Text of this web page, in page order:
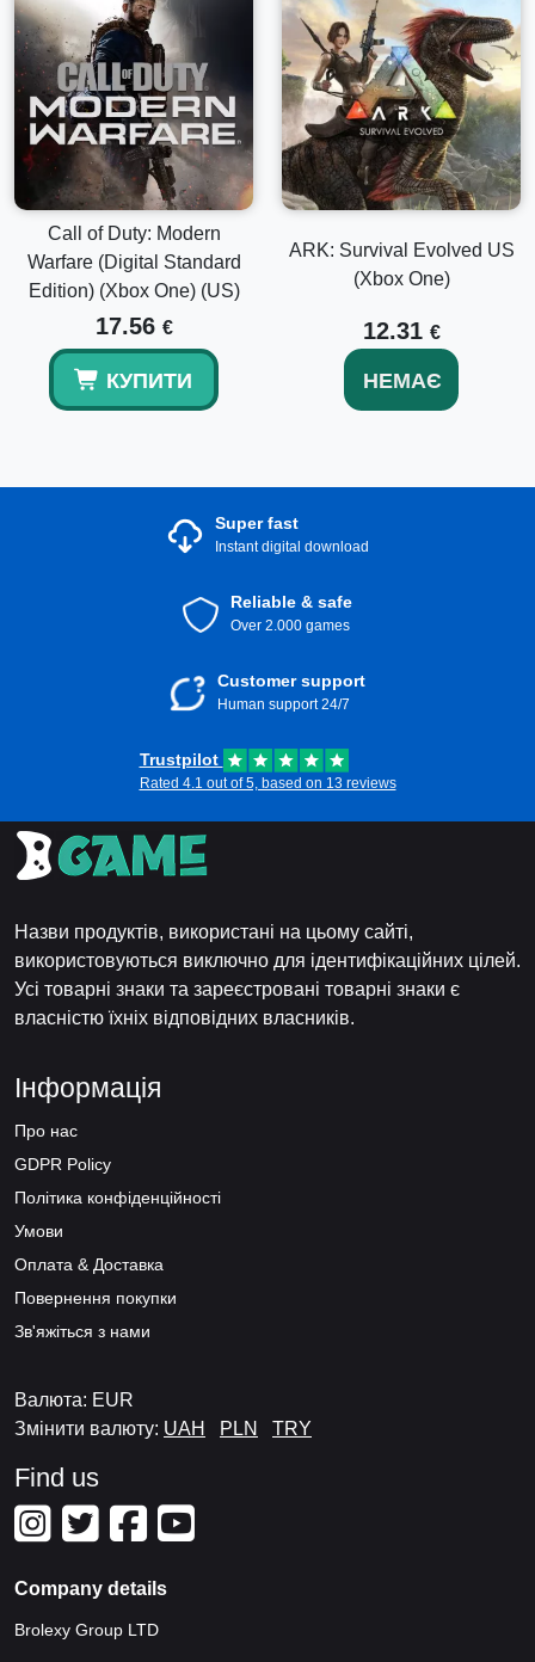
Call of Duty: Modern
Warfare (Digital Standard
Edition) (Xbox One) (US)
17.56 €
КУПИТИ
ARK: Survival Evolved US
(Xbox One)
12.31 €
НЕМАЄ
Super fast
Instant digital download
Reliable & safe
Over 2.000 games
Customer support
Human support 24/7
Trustpilot
Rated 4.1 out of 5, based on 13 reviews
Назви продуктів, використані на цьому сайті,
використовуються виключно для ідентифікаційних цілей.
Усі товарні знаки та зареєстровані товарні знаки є
власністю їхніх відповідних власників.
Інформація
Про нас
GDPR Policy
Політика конфіденційності
Умови
Оплата & Доставка
Повернення покупки
Зв'яжіться з нами
Валюта: EUR
Змінити валюту: UAH PLN TRY
Find us
Company details
Brolexy Group LTD